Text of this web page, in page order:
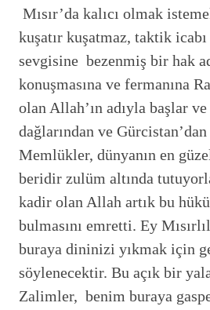
Mısır’da kalıcı olmak
kuşatır kuşatmaz, taktik
sevgisine bezenmiş bir hak
konuşmasına ve fermanına
olan Allah’ın adıyla başlar
dağlarından ve
Memlükler, dünyanın en
beridir zulüm altında
kadir olan Allah artık bu
bulmasını emretti. Ey
buraya dininizi yıkmak için
söylenecektir. Bu açık bir
Zalimler, benim buraya